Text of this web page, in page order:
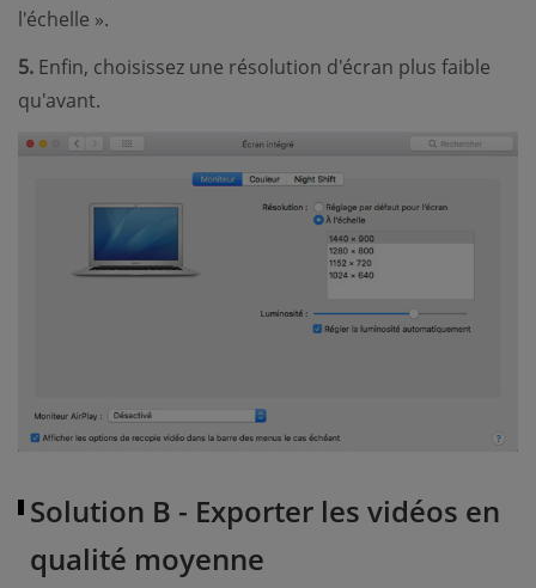
l'échelle ».
5. Enfin, choisissez une résolution d'écran plus faible
qu'avant.
Solution B - Exporter les vidéos en
qualité moyenne